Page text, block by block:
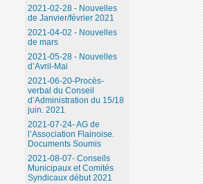
2021-02-28 - Nouvelles
de Janvier/février 2021
2021-04-02 - Nouvelles
de mars
2021-05-28 - Nouvelles
d’Avril-Mai
2021-06-20-Procès-
verbal du Conseil
d’Administration du 15/18
juin. 2021
2021-07-24- AG de
l’Association Flainoise.
Documents Soumis
2021-08-07- Conseils
Municipaux et Comités
Syndicaux début 2021